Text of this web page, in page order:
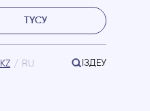
ТҮСУ
KZ RU ІЗДЕУ